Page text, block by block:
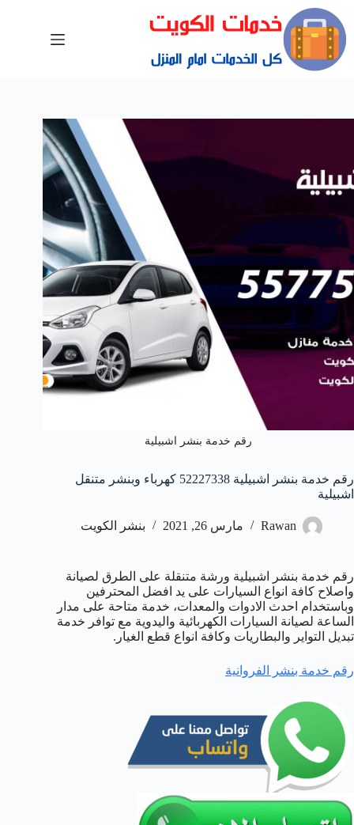
رقم خدمة بنشر اشبيلية
رقم خدمة بنشر اشبيلية 52227338 كهرباء وبنشر متنقل
اشبيلية
Rawan مارس 26, 2021 بنشر الكويت
رقم خدمة بنشر اشبيلية ورشة متنقلة على الطرق لصيانة
واصلاح كافة انواع السيارات على يد افضل المحترفين
وباستخدام احدث الادوات والمعدات، خدمة متاحة على مدار
الساعة لصيانة السيارات الكهربائية واليدوية مع توافر خدمة
تبديل التواير والبطاريات وكافة انواع قطع الغيار.
رقم خدمة بنشر الفروانية